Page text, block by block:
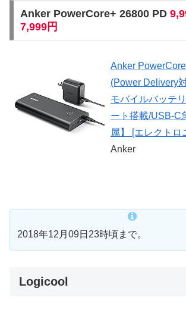
Anker PowerCore+ 26800 PD
7,999円
Anker
(Power Delivery
モバイルバッテ
ート搭載/USB-C
属】 [エレクトロ
Anker
2018年12月09日23時頃まで。
Logicool